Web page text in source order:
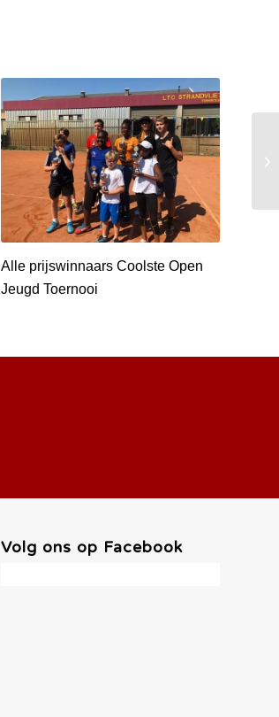
Alle prijswinnaars Coolste Open
Jeugd Toernooi
Volg ons op Facebook